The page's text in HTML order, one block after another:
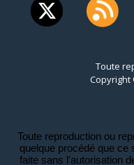
Toute
Copyright
Toute reproduction ou
quelque procédé que ce
faite sans l'autorisation